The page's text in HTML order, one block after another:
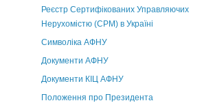
Реєстр Сертифікованих Управляючих
Нерухомістю (CPM) в Україні
Символіка АФНУ
Документи АФНУ
Документи КІЦ АФНУ
Положення про Президента